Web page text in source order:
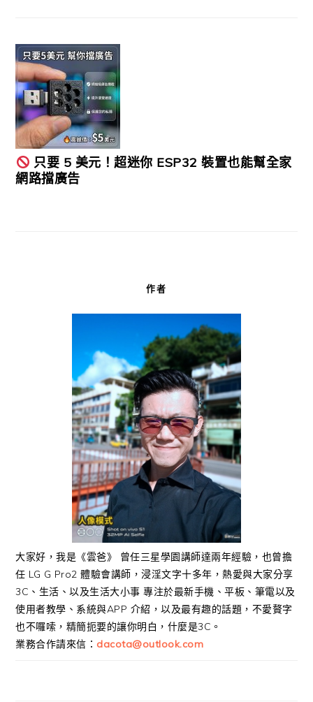
只要 5 美元！超迷你 ESP32 裝置也能幫全家
網路擋廣告
作者
大家好，我是《雲爸》 曾任三星學園講師達兩年經驗，也曾擔
任 LG G Pro2 體驗會講師，浸淫文字十多年，熱愛與大家分享
3C、生活、以及生活大小事 專注於最新手機、平板、筆電以及
使用者教學、系統與APP 介紹，以及最有趣的話題，不愛贅字
也不囉嗦，精簡扼要的讓你明白，什麼是3C。
業務合作請來信： dacota@outlook.com